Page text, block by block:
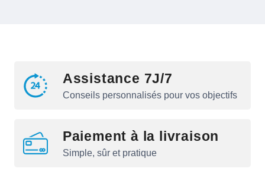
Assistance 7J/7
Conseils personnalisés pour vos objectifs
Paiement à la livraison
Simple, sûr et pratique